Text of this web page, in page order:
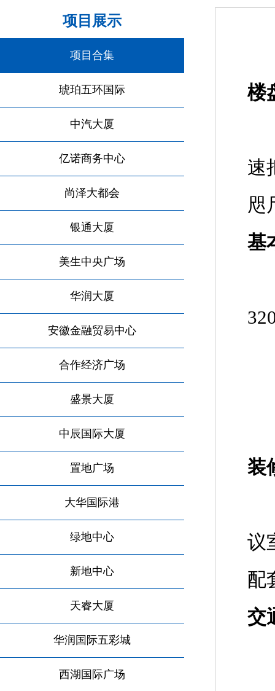
项目展示
项目合集
琥珀五环国际
中汽大厦
亿诺商务中心
尚泽大都会
银通大厦
美生中央广场
华润大厦
安徽金融贸易中心
合作经济广场
盛景大厦
中辰国际大厦
置地广场
大华国际港
绿地中心
新地中心
天睿大厦
华润国际五彩城
西湖国际广场
楼
速
咫
基
装
议
配
交